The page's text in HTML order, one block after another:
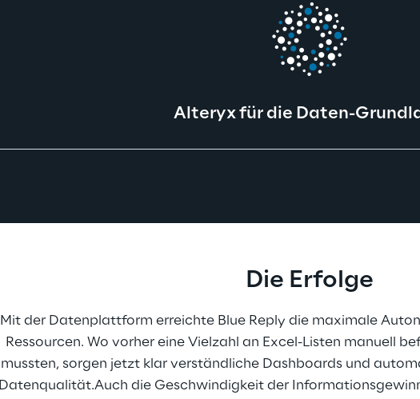
Alteryx für die Daten-
Die Erfolge
Mit der Datenplattform erreichte Blue Reply die maximale
Ressourcen. Wo vorher eine Vielzahl an Excel-Listen manuell
mussten, sorgen jetzt klar verständliche Dashboards und
Datenqualität.Auch die Geschwindigkeit der